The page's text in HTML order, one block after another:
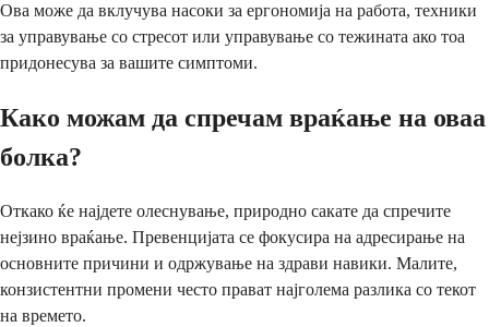
Ова може да вклучува насоки за ергономија на работа, техники
за управување со стресот или управување со тежината ако тоа
придонесува за вашите симптоми.
Како можам да спречам враќање на оваа
болка?
Откако ќе најдете олеснување, природно сакате да спречите
нејзино враќање. Превенцијата се фокусира на адресирање на
основните причини и одржување на здрави навики. Малите,
конзистентни промени често прават најголема разлика со текот
на времето.